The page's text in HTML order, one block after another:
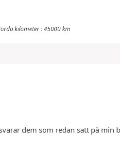
kilometer : 45000 km
dem som redan satt på